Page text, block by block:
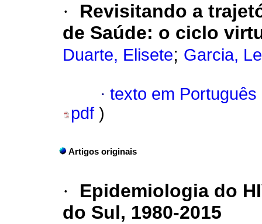
·
Revisitando a
de Saúde: o ciclo
Duarte, Elisete; Garcia,
· texto em Português
pdf )
Artigos originais
·
Epidemiologia do
do Sul, 1980-2015